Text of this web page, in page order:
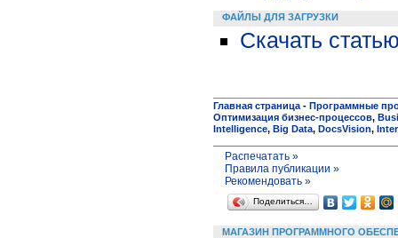
ФАЙЛЫ ДЛЯ ЗАГРУЗКИ
Скачать
Главная страница - Программные
Оптимизация бизнес-процессов,
Intelligence, Big Data, DocsVision,
Распечатать »
Правила публикации »
Рекомендовать »
Поделиться…
МАГАЗИН ПРОГРАММНОГО